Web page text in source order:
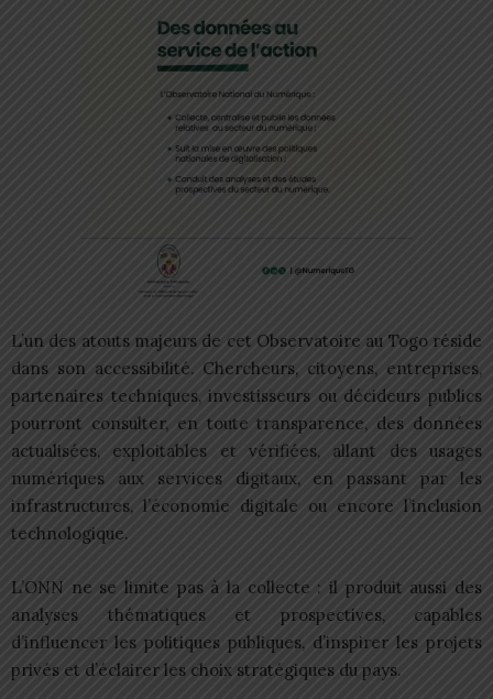
L’un des atouts majeurs de cet Observatoire au Togo réside
dans son accessibilité. Chercheurs, citoyens, entreprises,
partenaires techniques, investisseurs ou décideurs publics
pourront consulter, en toute transparence, des données
actualisées, exploitables et vérifiées, allant des usages
numériques aux services digitaux, en passant par les
infrastructures, l’économie digitale ou encore l’inclusion
technologique.
L’ONN ne se limite pas à la collecte : il produit aussi des
analyses thématiques et prospectives, capables
d’influencer les politiques publiques, d’inspirer les projets
privés et d’éclairer les choix stratégiques du pays.